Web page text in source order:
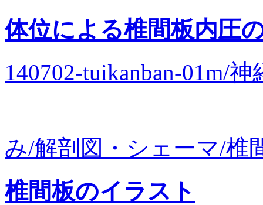
体位による椎間板内圧
140702-tuikanban-01m/
み/解剖図・シェーマ/椎
椎間板のイラスト